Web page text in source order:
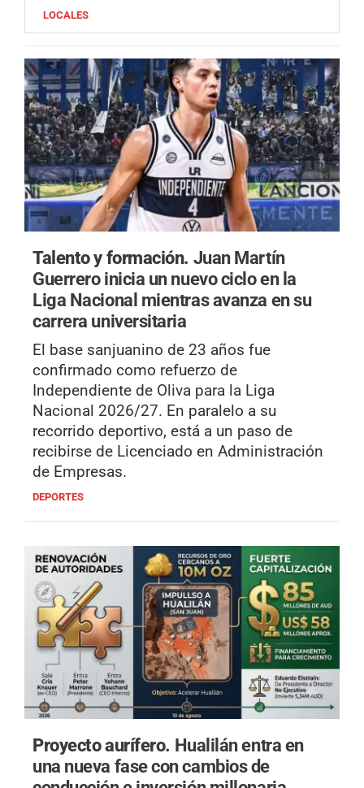
LOCALES
Talento y formación. Juan Martín
Guerrero inicia un nuevo ciclo en la
Liga Nacional mientras avanza en su
carrera universitaria
El base sanjuanino de 23 años fue
confirmado como refuerzo de
Independiente de Oliva para la Liga
Nacional 2026/27. En paralelo a su
recorrido deportivo, está a un paso de
recibirse de Licenciado en Administración
de Empresas.
DEPORTES
Proyecto aurífero. Hualilán entra en
una nueva fase con cambios de